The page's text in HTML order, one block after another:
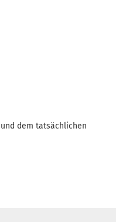
dem tatsächlichen